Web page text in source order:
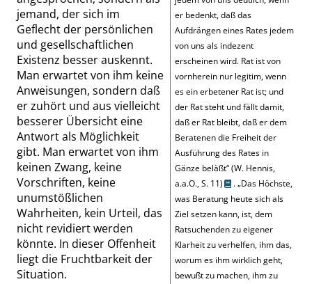
er bedenkt, daß das
Aufdrängen eines Rates jedem
von uns als indezent
erscheinen wird. Rat ist von
vornherein nur legitim, wenn
es ein erbetener Rat ist; und
der Rat steht und fällt damit,
daß er Rat bleibt, daß er dem
Beratenen die Freiheit der
Ausführung des Rates in
Gänze beläßt“(W. Hennis,
a.a.O.,S. 11) .„Das Höchste,
was Beratung heute sich als
Ziel setzen kann, ist, dem
Ratsuchenden zu eigener
Klarheit zu verhelfen, ihm das,
worum es ihm wirklich geht,
bewußt zu machen, ihm zu
jemand, der sich im
Geflecht der persönlichen
und gesellschaftlichen
Existenz besser auskennt.
Man erwartet von ihm keine
Anweisungen, sondern daß
er zuhört und aus vielleicht
besserer Übersicht eine
Antwort als Möglichkeit
gibt. Man erwartet von ihm
keinen Zwang, keine
Vorschriften, keine
unumstößlichen
Wahrheiten, kein Urteil, das
nicht revidiert werden
könnte. In dieser Offenheit
liegt die Fruchtbarkeit der
Situation.